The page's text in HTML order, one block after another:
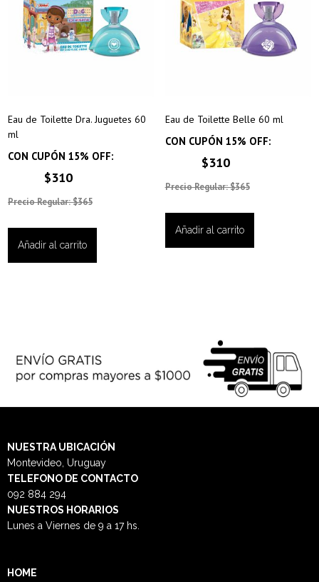
Eau de Toilette Dra. Juguetes 60
ml
CON CUPÓN 15% OFF:
$310
Precio Regular: $365
Añadir al carrito
Eau de Toilette Belle 60 ml
CON CUPÓN 15% OFF:
$310
Precio Regular: $365
Añadir al carrito
NUESTRAUBICACIÓN
Montevideo, Uruguay
TELEFONO DE CONTACTO
092 884 294
NUESTROS HORARIOS
Lunes a Viernes de 9 a 17 hs.
HOME